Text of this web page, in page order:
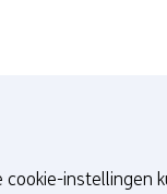
cookie-instellingen